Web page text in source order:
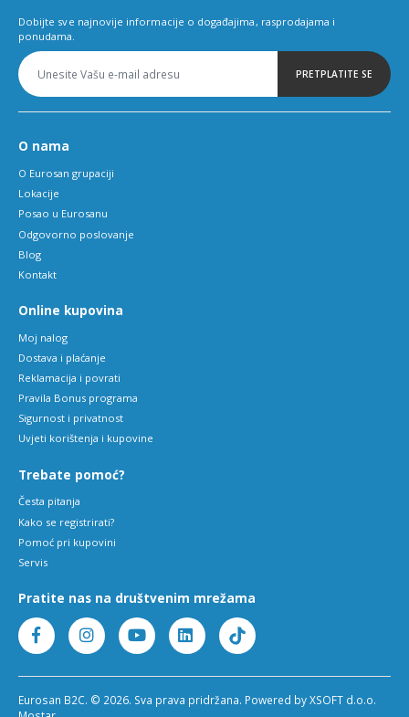
Dobijte sve najnovije informacije o događajima, rasprodajama i
ponudama.
PRETPLATITE SE
O nama
O Eurosan grupaciji
Lokacije
Posao u Eurosanu
Odgovorno poslovanje
Blog
Kontakt
Online kupovina
Moj nalog
Dostava i plaćanje
Reklamacija i povrati
Pravila Bonus programa
Sigurnost i privatnost
Uvjeti korištenja i kupovine
Trebate pomoć?
Česta pitanja
Kako se registrirati?
Pomoć pri kupovini
Servis
Pratite nas na društvenim mrežama
Eurosan B2C. © 2026. Sva prava pridržana. Powered by XSOFT d.o.o.